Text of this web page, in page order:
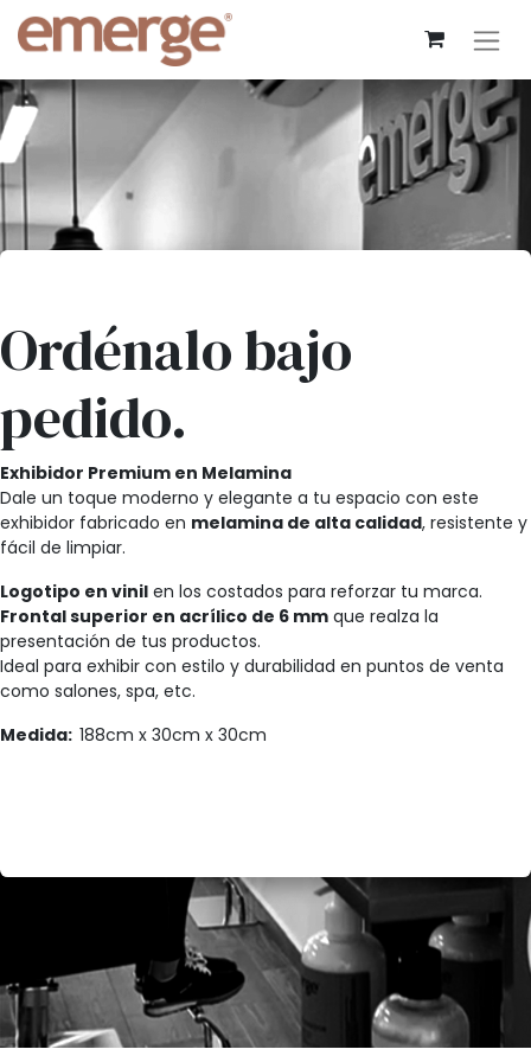
Ordénalo bajo
pedido.
Exhibidor Premium en Melamina
Dale un toque moderno y elegante a tu espacio con este
exhibidor fabricado en melamina de alta calidad, resistente y
fácil de limpiar.
Logotipo en vinil en los costados para reforzar tu marca.
Frontal superior en acrílico de 6 mm que realza la
presentación de tus productos.
Ideal para exhibir con estilo y durabilidad en puntos de venta
como salones, spa, etc.
Medida: 188cm x 30cm x 30cm